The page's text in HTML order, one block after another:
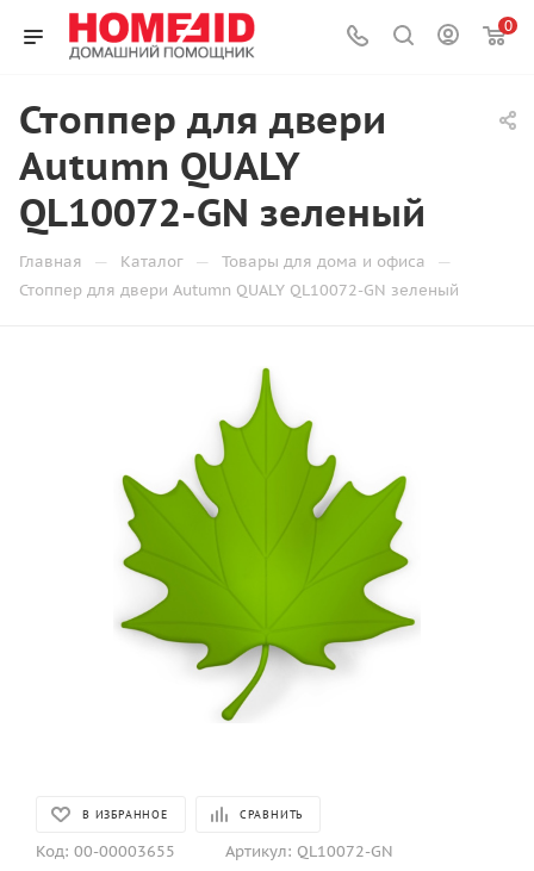
0
Стоппер для двери
Autumn QUALY
QL10072-GN зеленый
Главная — Каталог — Товары для дома и офиса —
Стоппер для двери Autumn QUALY QL10072-GN зеленый
В ИЗБРАННОЕ СРАВНИТЬ
Код: 00-00003655 Артикул: QL10072-GN